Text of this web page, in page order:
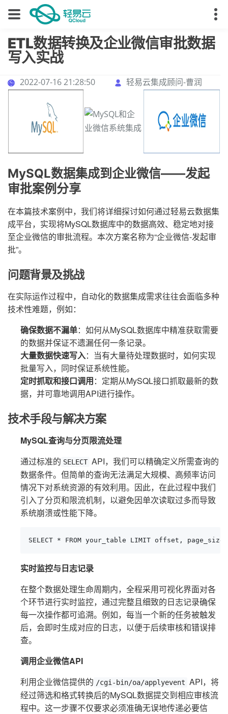
ETL数据转换及企业微信审批数据
写入实战
2022-07-16 21:28:50 轻易云集成顾问-曹润
MySQL数据集成到企业微信——发起
审批案例分享
在本篇技术案例中，我们将详细探讨如何通过轻易云数据集
成平台，实现将MySQL数据库中的数据高效、稳定地对接
至企业微信的审批流程。本次方案名称为“企业微信-发起审
批”。
问题背景及挑战
在实际运作过程中，自动化的数据集成需求往往会面临多种
技术性难题，例如：
确保数据不漏单：如何从MySQL数据库中精准获取需要
的数据并保证不遗漏任何一条记录。
大量数据快速写入：当有大量待处理数据时，如何实现
批量写入，同时保证系统性能。
定时抓取和接口调用：定期从MySQL接口抓取最新的数
据，并可靠地调用API进行操作。
技术手段与解决方案
MySQL查询与分页限流处理
通过标准的 SELECT API，我们可以精确定义所需查询的
数据条件。但简单的查询无法满足大规模、高频率访问
情况下对系统资源的有效利用。因此，在此过程中我们
引入了分页和限流机制，以避免因单次读取过多而导致
系统崩溃或性能下降。
SELECT * FROM your_table LIMIT offset, page_size;
实时监控与日志记录
在整个数据处理生命周期内，全程采用可视化界面对各
个环节进行实时监控，通过完整且细致的日志记录确保
每一次操作都可追溯。例如，每当一个新的任务被触发
后，会即时生成对应的日志，以便于后续审核和错误排
查。
调用企业微信API
利用企业微信提供的 /cgi-bin/oa/applyevent API，将
经过筛选和格式转换后的MySQL数据提交到相应审核流
程中。这一步骤不仅要求必须准确无误地传递必要信